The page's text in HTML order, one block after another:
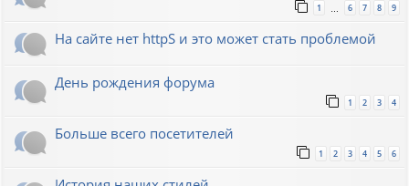
1 6 7 8 9
На сайте нет httpS и это может стать проблемой
День рождения форума
1 2 3 4
Больше всего посетителей
1 2 3 4 5 6